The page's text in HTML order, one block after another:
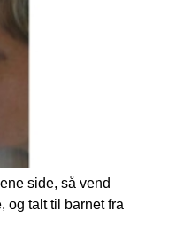
side, så vend
og talt til barnet fra